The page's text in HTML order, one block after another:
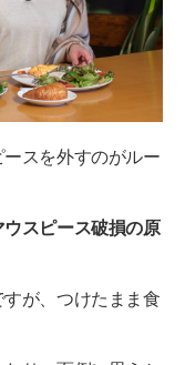
スを外すのがルー
スピース破損の原
が、つけたまま食